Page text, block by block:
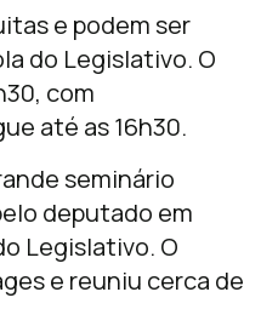
e podem ser
do Legislativo. O
com
até as 16h30.
seminário
deputado em
Legislativo. O
e reuniu cerca de